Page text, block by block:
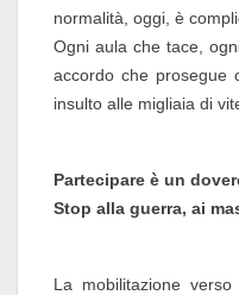
normalità, oggi, è
Ogni aula che tace,
accordo che prosegue
insulto alle migliaia di
Partecipare è un
Stop alla guerra, ai
La mobilitazione